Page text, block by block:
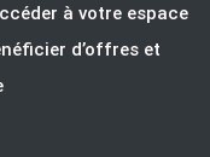
à votre espace
d’offres et